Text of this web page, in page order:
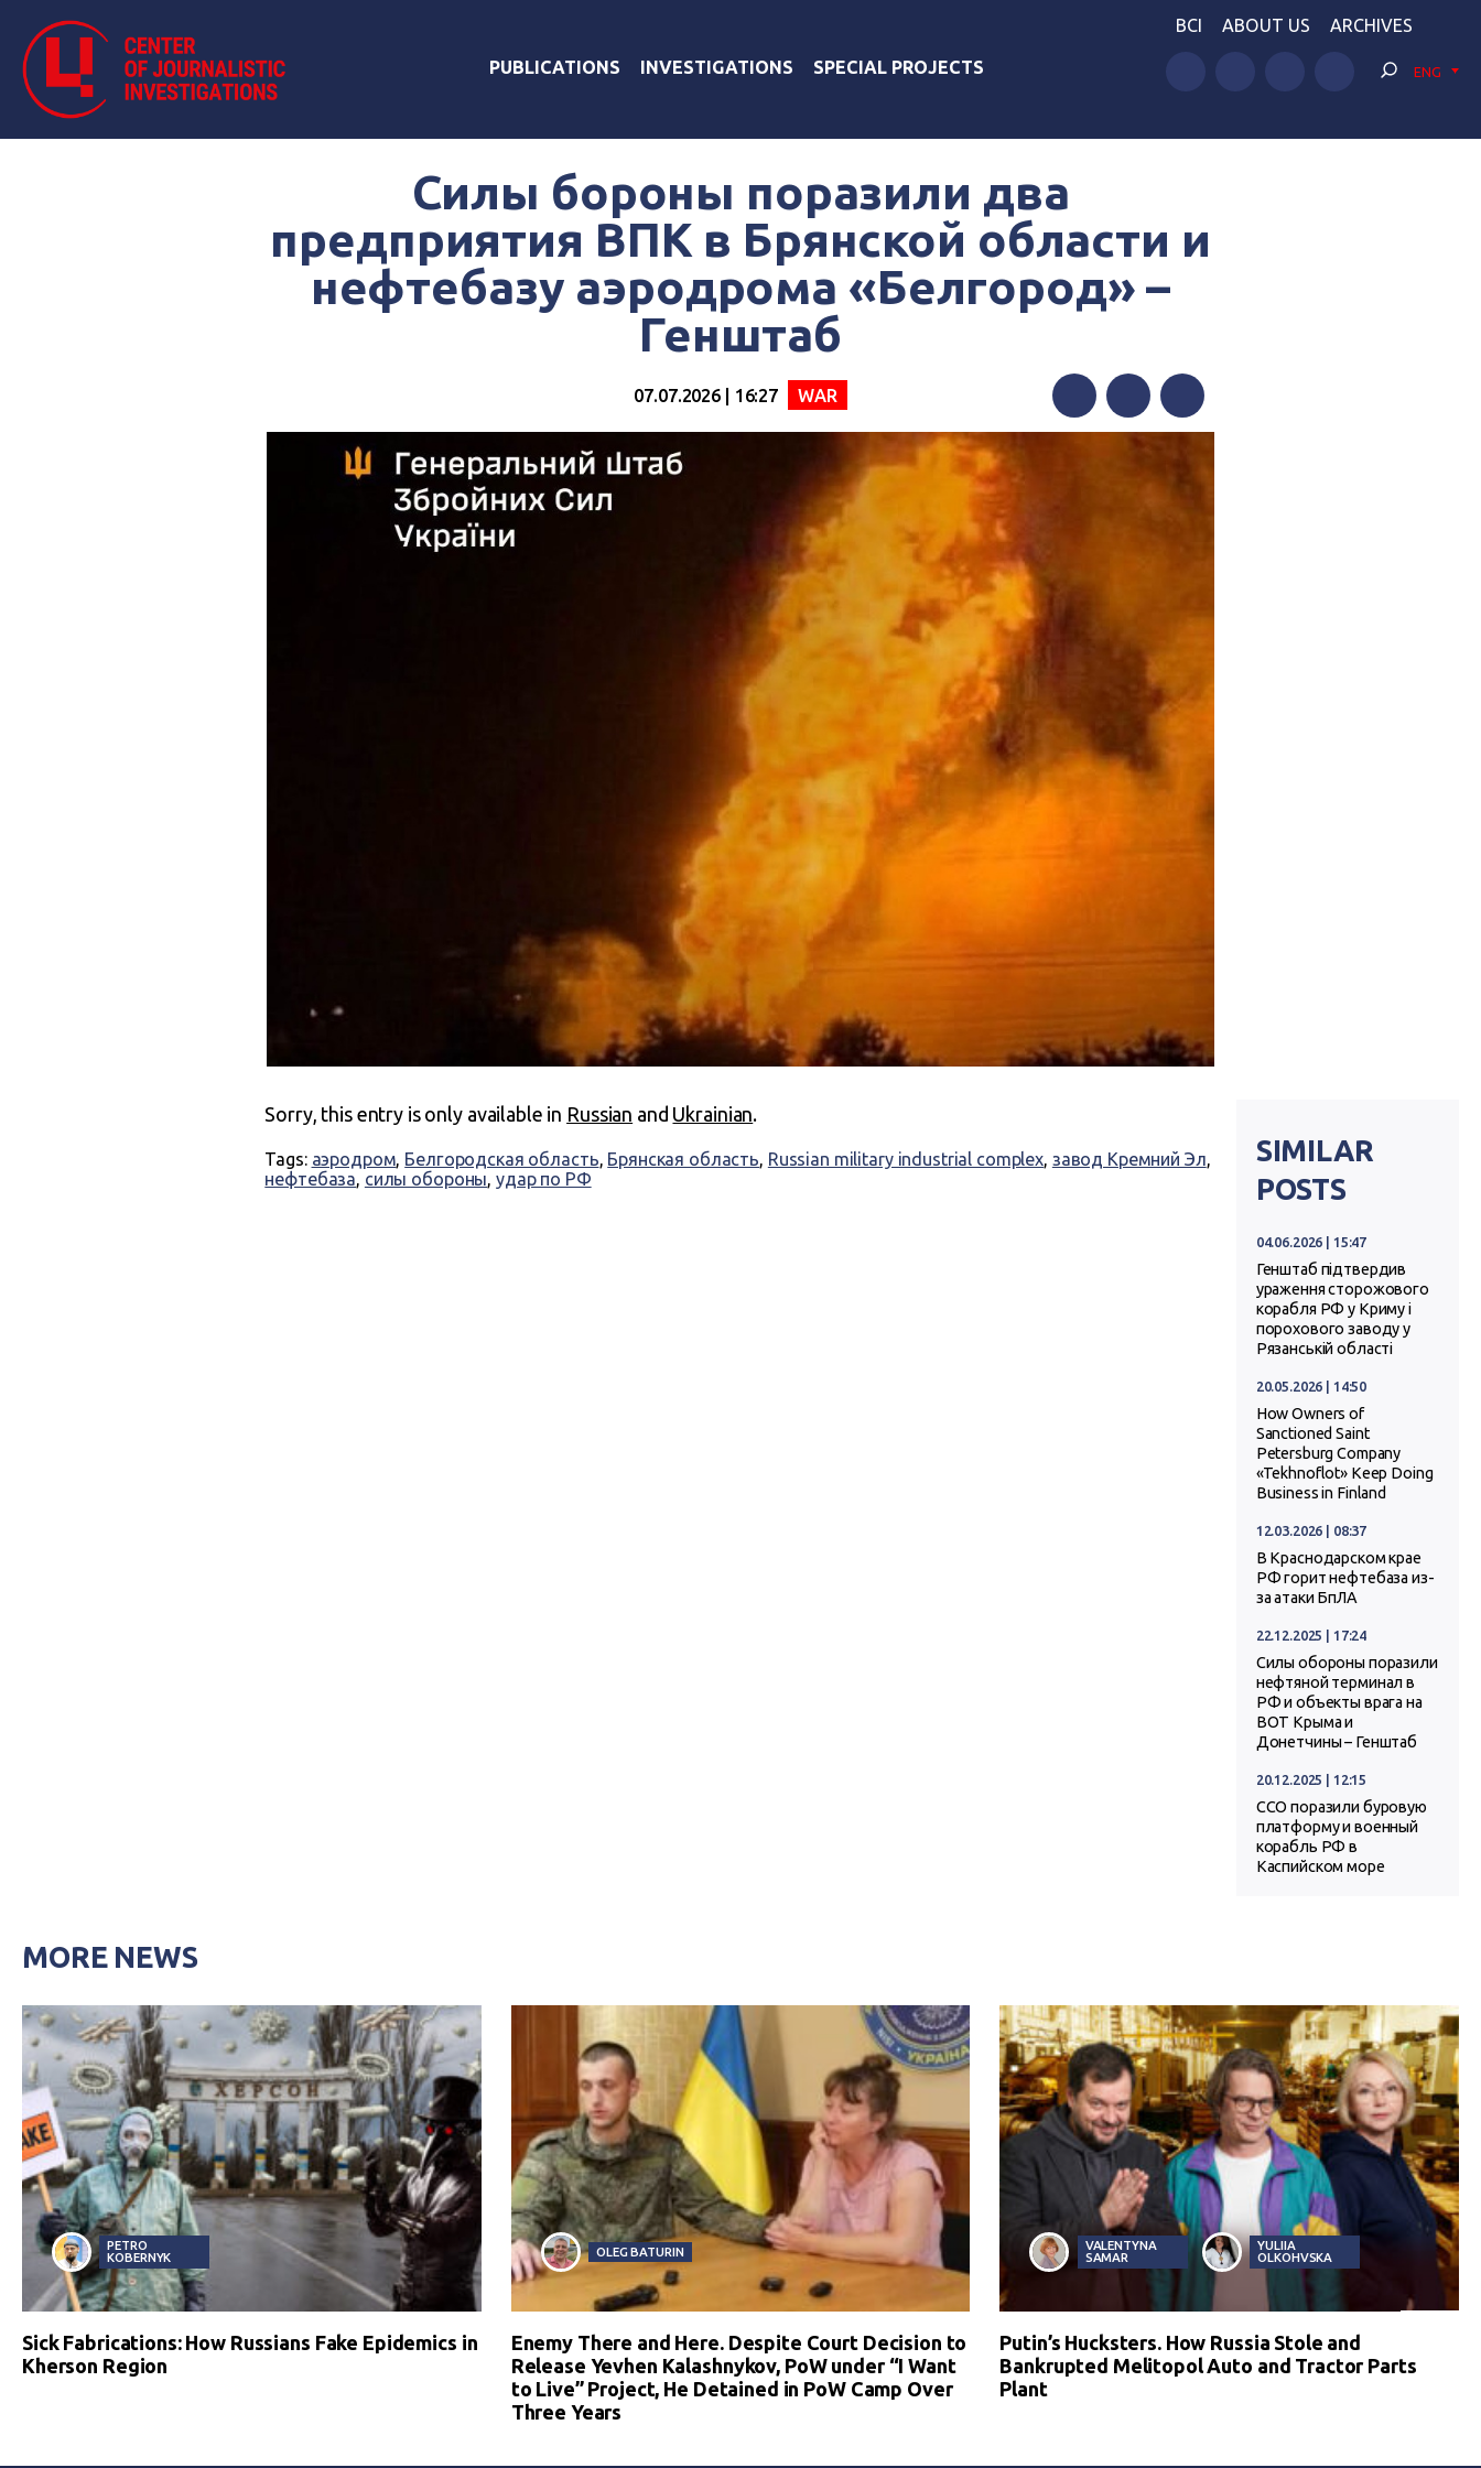
PUBLICATIONS INVESTIGATIONS SPECIAL PROJECTS
BCI ABOUT US ARCHIVES
ENG
Силы бороны поразили два
предприятия ВПК в Брянской области и
нефтебазу аэродрома «Белгород» –
Генштаб
07.07.2026 | 16:27 WAR
Twitter
Sorry, this entry is only available in Russian and Ukrainian.
Tags: аэродром, Белгородская область, Брянская область, Russian military industrial complex, завод Кремний Эл,
нефтебаза, силы обороны, удар по РФ
SIMILAR
POSTS
04.06.2026 | 15:47
Генштаб підтвердив
ураження сторожового
корабля РФ у Криму і
порохового заводу у
Рязанській області
20.05.2026 | 14:50
How Owners of
Sanctioned Saint
Petersburg Company
«Tekhnoflot» Keep Doing
Business in Finland
12.03.2026 | 08:37
В Краснодарском крае
РФ горит нефтебаза из-
за атаки БпЛА
22.12.2025 | 17:24
Силы обороны поразили
нефтяной терминал в
РФ и объекты врага на
ВОТ Крыма и
Донетчины – Генштаб
20.12.2025 | 12:15
ССО поразили буровую
платформу и военный
корабль РФ в
Каспийском море
MORE NEWS
PETRO
KOBERNYK
Sick Fabrications: How Russians Fake Epidemics in
Kherson Region
OLEG BATURIN
Enemy There and Here. Despite Court Decision to
Release Yevhen Kalashnykov, PoW under “I Want
to Live” Project, He Detained in PoW Camp Over
Three Years
VALENTYNA
SAMAR
YULIIA
OLKOHVSKA
Putin’s Hucksters. How Russia Stole and
Bankrupted Melitopol Auto and Tractor Parts
Plant